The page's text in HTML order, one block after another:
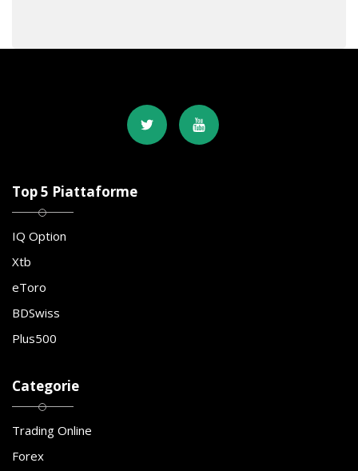
Top 5 Piattaforme
IQ Option
Xtb
eToro
BDSwiss
Plus500
Categorie
Trading Online
Forex